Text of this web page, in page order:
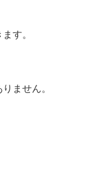
す。
ません。